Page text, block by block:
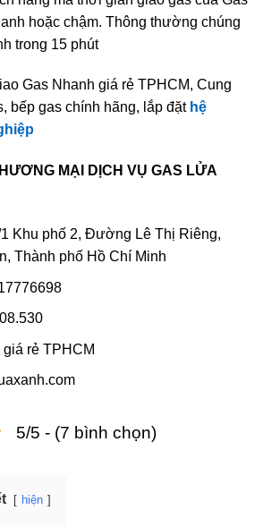
hoặc chậm. Thông thường chúng
trong 15 phút
Gas Nhanh giá rẻ TPHCM, Cung
bếp gas chính hãng, lắp đặt hệ
MẠI DỊCH VỤ GAS LỬA
Khu phố 2, Đường Lê Thị Riêng,
Thành phố Hồ Chí Minh
rẻ TPHCM
5/5 - (7 bình chọn)
hiện